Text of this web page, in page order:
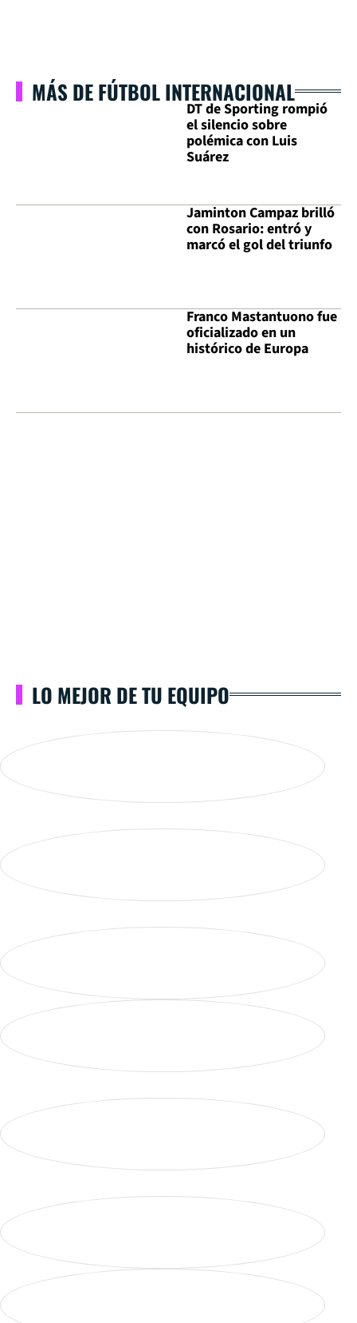
MÁS DE FÚTBOL INTERNACIONAL
DT de Sporting rompió
el silencio sobre
polémica con Luis
Suárez
Jaminton Campaz brilló
con Rosario: entró y
marcó el gol del triunfo
Franco Mastantuono fue
oficializado en un
histórico de Europa
LO MEJOR DE TU EQUIPO